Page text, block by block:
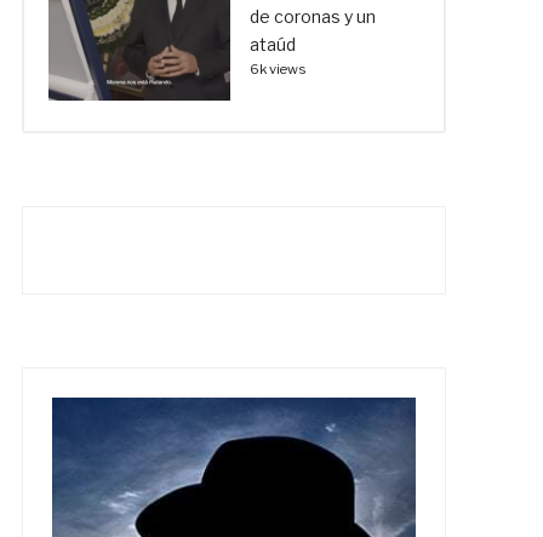
de coronas y un
ataúd
6k views